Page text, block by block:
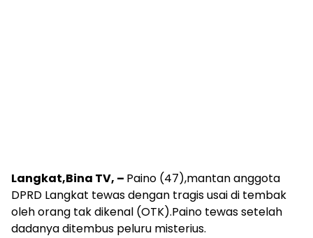
Langkat,Bina TV, – Paino (47),mantan anggota
DPRD Langkat tewas dengan tragis usai di tembak
oleh orang tak dikenal (OTK).Paino tewas setelah
dadanya ditembus peluru misterius.